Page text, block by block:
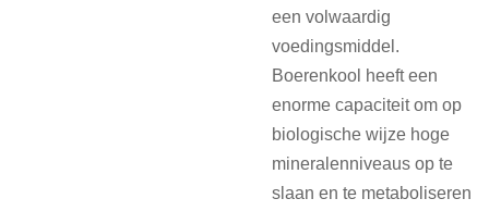
een volwaardig
voedingsmiddel.
Boerenkool heeft een
enorme capaciteit om op
biologische wijze hoge
mineralenniveaus op te
slaan en te metaboliseren